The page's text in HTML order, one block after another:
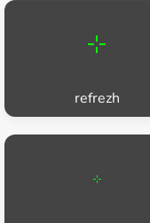
refrezh